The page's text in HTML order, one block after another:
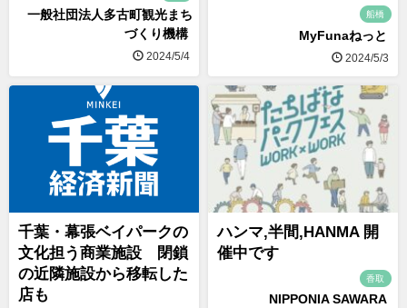
一般社団法人多古町観光まち
づくり機構
2024/5/4
船橋
MyFunaねっと
2024/5/3
千葉・幕張ベイパークの
文化担う商業施設 閉鎖
の近隣施設から移転した
店も
ハンマ,半間,HANMA 開
催中です
香取
NIPPONIA SAWARA